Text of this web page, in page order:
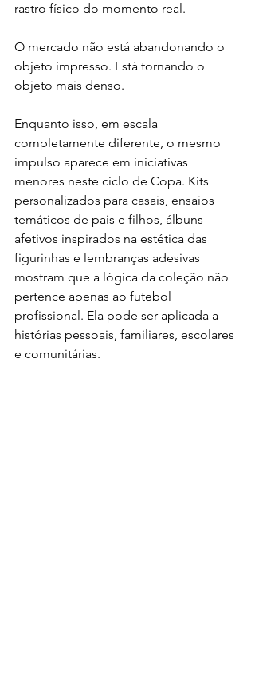
rastro físico do momento real.
O mercado não está abandonando o
objeto impresso. Está tornando o
objeto mais denso.
Enquanto isso, em escala
completamente diferente, o mesmo
impulso aparece em iniciativas
menores neste ciclo de Copa. Kits
personalizados para casais, ensaios
temáticos de pais e filhos, álbuns
afetivos inspirados na estética das
figurinhas e lembranças adesivas
mostram que a lógica da coleção não
pertence apenas ao futebol
profissional. Ela pode ser aplicada a
histórias pessoais, familiares, escolares
e comunitárias.